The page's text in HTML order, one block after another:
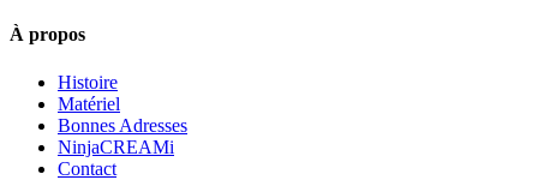
À propos
Histoire
Matériel
Bonnes Adresses
NinjaCREAMi
Contact